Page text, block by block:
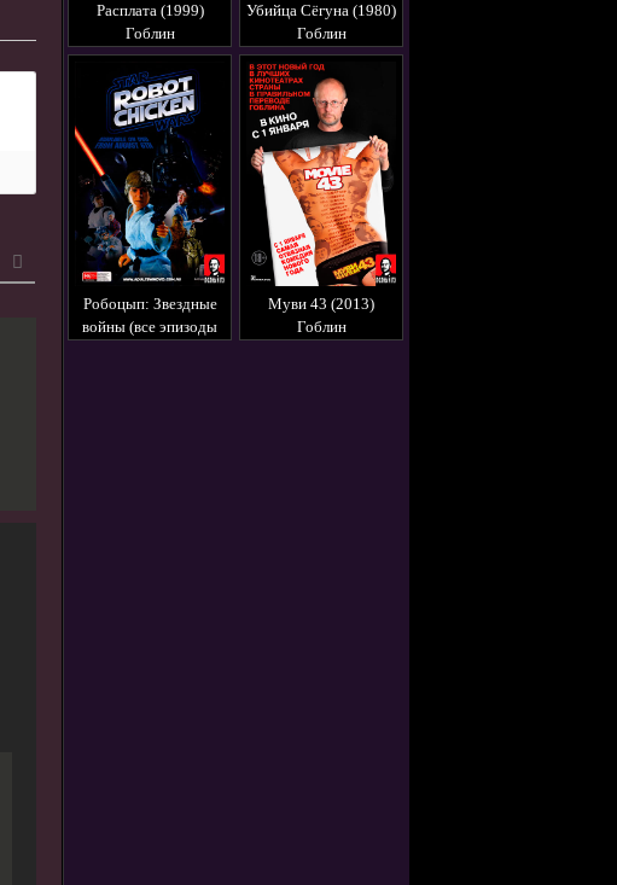
Расплата (1999)
Гоблин
Убийца Сёгуна (1980)
Гоблин
Робоцып: Звездные
войны (все эпизоды
Муви 43 (2013)
Гоблин